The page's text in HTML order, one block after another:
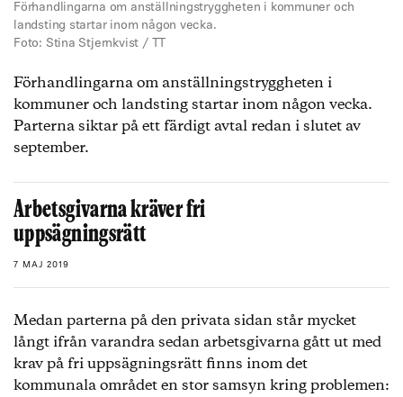
Förhandlingarna om anställningstryggheten i kommuner och
landsting startar inom någon vecka.
Foto: Stina Stjernkvist / TT
Förhandlingarna om anställningstryggheten i
kommuner och landsting startar inom någon vecka.
Parterna siktar på ett färdigt avtal redan i slutet av
september.
Arbetsgivarna kräver fri
uppsägningsrätt
7 MAJ 2019
Medan parterna på den privata sidan står mycket
långt ifrån varandra sedan arbetsgivarna gått ut med
krav på fri uppsägningsrätt finns inom det
kommunala området en stor samsyn kring problemen: